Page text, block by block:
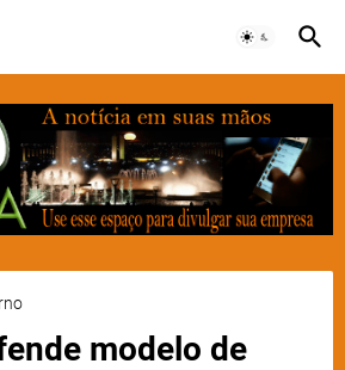
modelo de